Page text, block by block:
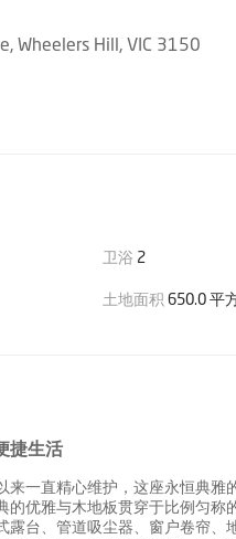
Wheelers Hill, VIC 3150
卫浴 2
土地面积 650.0 平
捷生活
来一直精心维护，这座永恒典
的优雅与木地板贯穿于比例匀
露台、管道吸尘器、窗户卷帘